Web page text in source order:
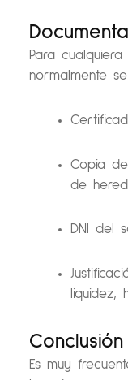
Para
normalmente
Copia
de
DNI del
liquidez,
Conclusión
Es muy